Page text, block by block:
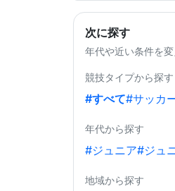
次に探す
年代や近い条件を
競技タイプから探す
#すべて#サッカ
年代から探す
#ジュニア#ジュ
地域から探す